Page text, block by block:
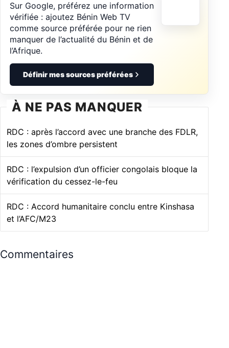
Sur Google, préférez une information
vérifiée : ajoutez Bénin Web TV
comme source préférée pour ne rien
manquer de l’actualité du Bénin et de
l’Afrique.
Définir mes sources préférées
À NE PAS MANQUER
RDC : après l’accord avec une branche des FDLR,
les zones d’ombre persistent
RDC : l’expulsion d’un officier congolais bloque la
vérification du cessez-le-feu
RDC : Accord humanitaire conclu entre Kinshasa
et l’AFC/M23
Commentaires